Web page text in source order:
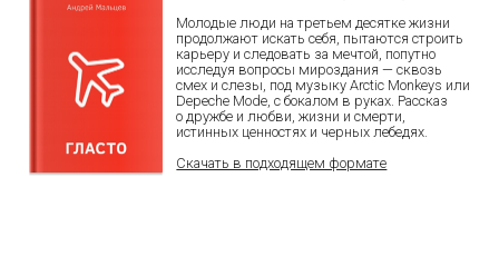
Молодые люди на третьем десятке жизни
продолжают искать себя, пытаются строить
карьеру и следовать за мечтой, попутно
исследуя вопросы мироздания — сквозь
смех и слезы, под музыку Arctic Monkeys или
Depeche Mode, с бокалом в руках. Рассказ
о дружбе и любви, жизни и смерти,
истинных ценностях и черных лебедях.
Скачать в подходящем формате